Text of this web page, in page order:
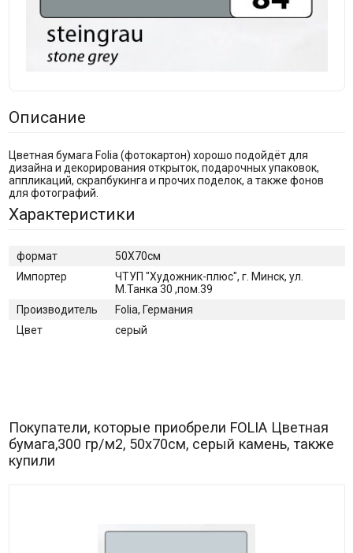
Описание
Цветная бумага Folia (фотокартон) хорошо подойдёт для
дизайна и декорирования открыток, подарочных упаковок,
аппликаций, скрапбукинга и прочих поделок, а также фонов
для фотографий.
Характеристики
формат
50Х70см
Импортер
ЧТУП "Художник-плюс", г. Минск, ул.
М.Танка 30 ,пом.39
Производитель
Folia, Германия
Цвет
серый
Покупатели, которые приобрели FOLIA Цветная
бумага,300 гр/м2, 50х70см, серый камень, также
купили